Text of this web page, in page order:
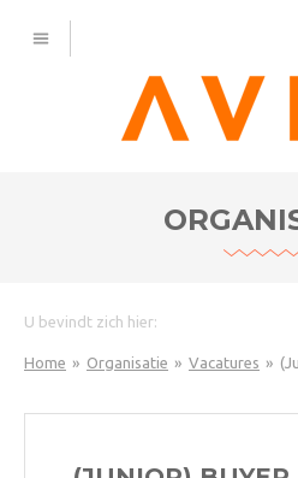
U bevindt zich hier:
Home Organisatie Vacatures